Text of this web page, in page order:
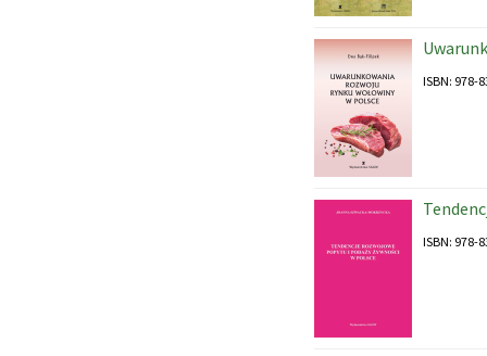
ISBN: 978-
ISBN: 978-